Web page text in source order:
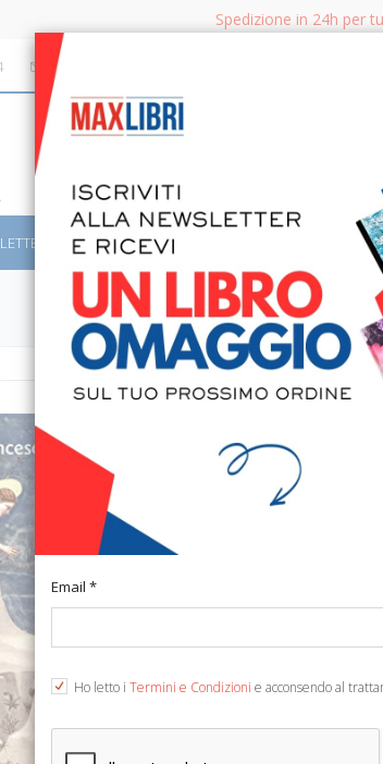
Spedizione in 24h per
info@maxlibri.it
SAGGISTICA LIBRI PER BAMBINI E
Email *
Ho letto i Termini e Condizioni e acconsendo al